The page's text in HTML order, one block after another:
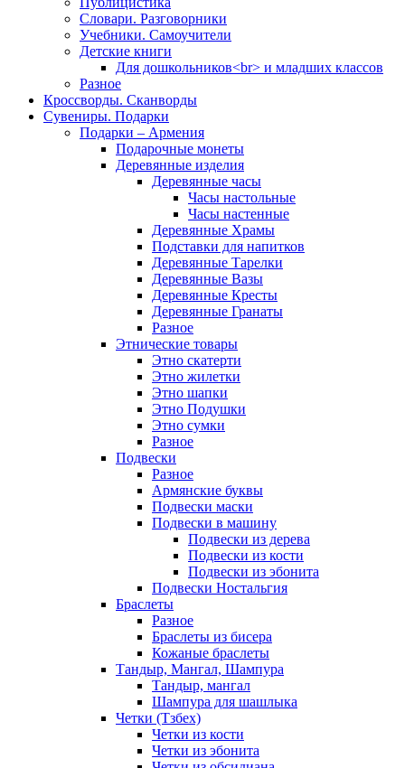
Словари. Разговорники
Учебники. Самоучители
Детские книги
Для дошкольников<br> и младших классов
Разное
Кроссворды. Сканворды
Сувениры. Подарки
Подарки – Армения
Подарочные монеты
Деревянные изделия
Деревянные часы
Часы настольные
Часы настенные
Деревянные Храмы
Подставки для напитков
Деревянные Тарелки
Деревянные Вазы
Деревянные Кресты
Деревянные Гранаты
Разное
Этнические товары
Этно скатерти
Этно жилетки
Этно шапки
Этно Подушки
Этно сумки
Разное
Подвески
Разное
Армянские буквы
Подвески маски
Подвески в машину
Подвески из дерева
Подвески из кости
Подвески из эбонита
Подвески Ностальгия
Браслеты
Разное
Браслеты из бисера
Кожаные браслеты
Тандыр, Мангал, Шампура
Тандыр, мангал
Шампура для шашлыка
Четки (Тзбех)
Четки из кости
Четки из эбонита